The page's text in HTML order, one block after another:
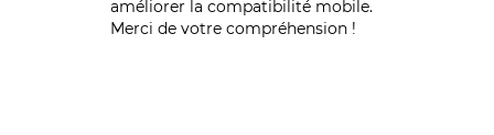
améliorer la compatibilité mobile.
Merci de votre compréhension !